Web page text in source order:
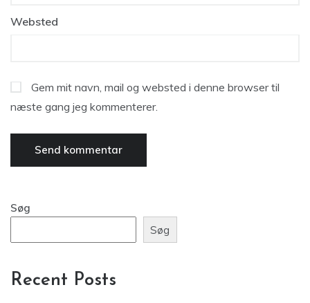
Websted
Gem mit navn, mail og websted i denne browser til
næste gang jeg kommenterer.
Søg
Søg
Recent Posts